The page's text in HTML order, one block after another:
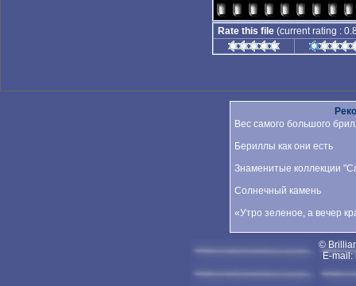
Rate this file (current rating :
Вес самого большого
Бериллы как они есть
Знаменитые коллекции
Солнечный камень
«Утро зеленое, а вечер
©
E-mail: